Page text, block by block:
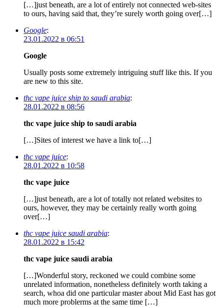
[…]just beneath, are a lot of entirely not connected web-sites
to ours, having said that, they’re surely worth going over[…]
Google:
23.01.2022 в 06:51
Google
Usually posts some extremely intriguing stuff like this. If you
are new to this site.
thc vape juice ship to saudi arabia:
28.01.2022 в 08:56
thc vape juice ship to saudi arabia
[…]Sites of interest we have a link to[…]
thc vape juice:
28.01.2022 в 10:58
thc vape juice
[…]just beneath, are a lot of totally not related websites to
ours, however, they may be certainly really worth going
over[…]
thc vape juice saudi arabia:
28.01.2022 в 15:42
thc vape juice saudi arabia
[…]Wonderful story, reckoned we could combine some
unrelated information, nonetheless definitely worth taking a
search, whoa did one particular master about Mid East has got
much more problerms at the same time […]